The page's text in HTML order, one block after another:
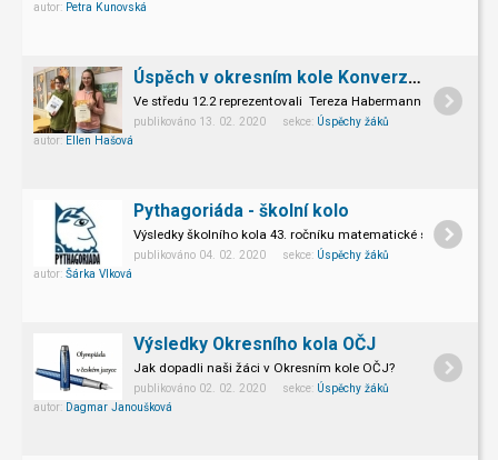
autor: Petra Kunovská
Úspěch v okresním kole Konverzační soutěže v NJ
Ve středu 12.2 reprezentovali Tereza Habermannová z 9.A
publikováno 13. 02. 2020 sekce: Úspěchy žáků
autor: Ellen Hašová
Pythagoriáda - školní kolo
Výsledky školního kola 43. ročníku matematické soutěže.
publikováno 04. 02. 2020 sekce: Úspěchy žáků
autor: Šárka Vlková
Výsledky Okresního kola OČJ
Jak dopadli naši žáci v Okresním kole OČJ?
publikováno 02. 02. 2020 sekce: Úspěchy žáků
autor: Dagmar Janoušková